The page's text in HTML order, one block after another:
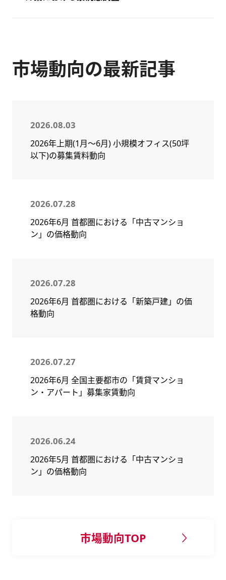
市場動向の最新記事
2026.08.03
2026年上期(1月～6月) 小規模オフィス(50坪
以下)の募集賃料動向
2026.07.28
2026年6月 首都圏における「中古マンショ
ン」の価格動向
2026.07.28
2026年6月 首都圏における「新築戸建」の価
格動向
2026.07.27
2026年6月 全国主要都市の「賃貸マンショ
ン・アパート」募集家賃動向
2026.06.24
2026年5月 首都圏における「中古マンショ
ン」の価格動向
市場動向TOP